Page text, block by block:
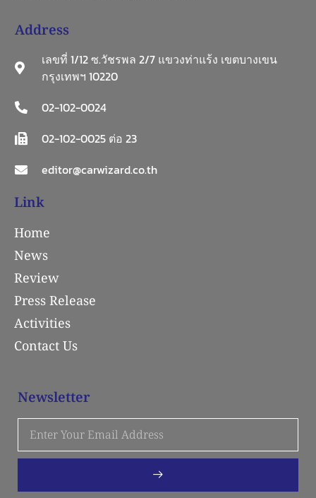
Address
เลขที่ 1/12 ซ.วัชรพล 2/7 แขวงท่าแร้ง เขตบางเขน
กรุงเทพฯ 10220
02-102-0024
02-102-0025 ต่อ 23
editor@carwizard.co.th
Link
Home
News
Review
Press Release
Activities
Contact Us
Newsletter